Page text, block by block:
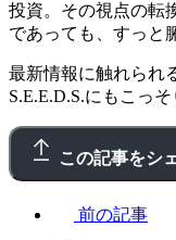
投資。その視点の転
であっても、すっと
最新情報に触れられ
S.E.E.D.S.にもこっ
この記事をシ
前の記事